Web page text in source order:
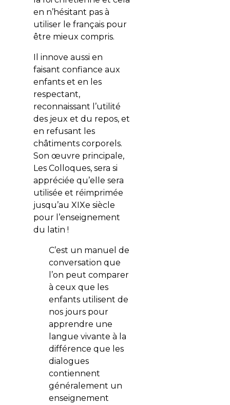
en n’hésitant pas à
utiliser le français pour
être mieux compris.
Il innove aussi en
faisant confiance aux
enfants et en les
respectant,
reconnaissant l’utilité
des jeux et du repos, et
en refusant les
châtiments corporels.
Son œuvre principale,
Les Colloques, sera si
appréciée qu’elle sera
utilisée et réimprimée
jusqu’au XIXe siècle
pour l’enseignement
du latin !
C’est un manuel de
conversation que
l’on peut comparer
à ceux que les
enfants utilisent de
nos jours pour
apprendre une
langue vivante à la
différence que les
dialogues
contiennent
généralement un
enseignement